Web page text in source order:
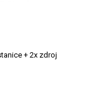
+ 2x zdroj